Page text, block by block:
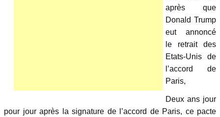
après que
Donald Trump
eut annoncé
le retrait des
Etats-Unis de
l’accord de
Paris,
Deux ans jour
pour jour après la signature de l’accord de Paris, ce pacte